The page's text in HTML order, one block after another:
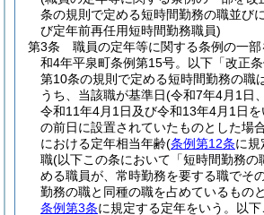
条の規則で定める短時間勤務の職並び
び定年前再任用短時間勤務職員)
第3条
職員の定年等に関する条例の一部
和4年平泉町条例第15号。以下「改正
第10条の規則で定める短時間勤務の職
うち、当該職が基準日(令和7年4月1日
令和11年4月1日及び令和13年4月1日
の前日に設置されていたものとした場
における定年相当年齢(条例第12条に規
職(以下この条において「短時間勤務の
める職員が、常時勤務を要する職でそ
勤務の職と同種の職を占めているもの
条例第3条に規定する定年をいう。以